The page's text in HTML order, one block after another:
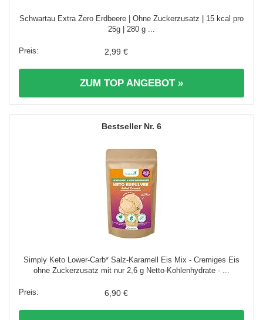
Schwartau Extra Zero Erdbeere | Ohne Zuckerzusatz | 15 kcal pro
25g | 280 g ...
2,99 €
ZUM TOP ANGEBOT »
6
Simply Keto Lower-Carb* Salz-Karamell Eis Mix - Cremiges Eis
ohne Zuckerzusatz mit nur 2,6 g Netto-Kohlenhydrate - ...
6,90 €